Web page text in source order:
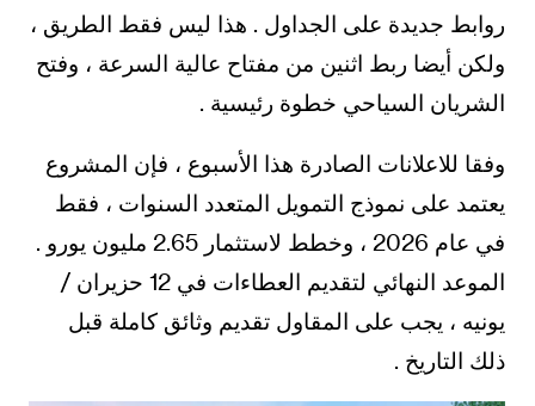
روابط جديدة على الجداول . هذا ليس فقط الطريق ،
ولكن أيضا ربط اثنين من مفتاح عالية السرعة ، وفتح
الشريان السياحي خطوة رئيسية .
وفقا للاعلانات الصادرة هذا الأسبوع ، فإن المشروع
يعتمد على نموذج التمويل المتعدد السنوات ، فقط
في عام 2026 ، وخطط لاستثمار 2.65 مليون يورو .
الموعد النهائي لتقديم العطاءات في 12 حزيران /
يونيه ، يجب على المقاول تقديم وثائق كاملة قبل
ذلك التاريخ .